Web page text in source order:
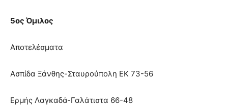
5ος Όμιλος
Αποτελέσματα
Ασπίδα Ξάνθης-Σταυρούπολη ΕΚ 73-56
Ερμής Λαγκαδά-Γαλάτιστα 66-48